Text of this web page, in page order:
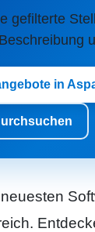
gefilterte
in